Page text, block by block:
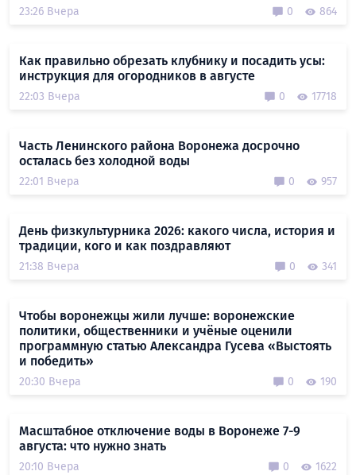
23:26 Вчера 0 864
Как правильно обрезать клубнику и посадить усы:
инструкция для огородников в августе
22:03 Вчера 0 17718
Часть Ленинского района Воронежа досрочно
осталась без холодной воды
22:01 Вчера 0 957
День физкультурника 2026: какого числа, история и
традиции, кого и как поздравляют
21:38 Вчера 0 341
Чтобы воронежцы жили лучше: воронежские
политики, общественники и учёные оценили
программную статью Александра Гусева «Выстоять
и победить»
20:30 Вчера 0 190
Масштабное отключение воды в Воронеже 7-9
августа: что нужно знать
20:10 Вчера 0 1622